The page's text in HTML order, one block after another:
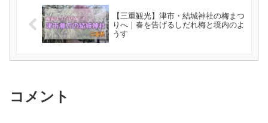
【三重観光】津市・結城神社の梅まつ
りへ｜春を告げるしだれ梅と境内のよ
うす
コメント